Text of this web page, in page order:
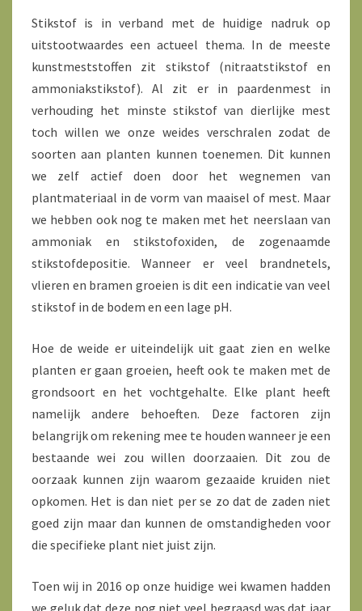
Stikstof is in verband met de huidige nadruk op
uitstootwaardes een actueel thema. In de meeste
kunstmeststoffen zit stikstof (nitraatstikstof en
ammoniakstikstof). Al zit er in paardenmest in
verhouding het minste stikstof van dierlijke mest
toch willen we onze weides verschralen zodat de
soorten aan planten kunnen toenemen. Dit kunnen
we zelf actief doen door het wegnemen van
plantmateriaal in de vorm van maaisel of mest. Maar
we hebben ook nog te maken met het neerslaan van
ammoniak en stikstofoxiden, de zogenaamde
stikstofdepositie. Wanneer er veel brandnetels,
vlieren en bramen groeien is dit een indicatie van veel
stikstof in de bodem en een lage pH.
Hoe de weide er uiteindelijk uit gaat zien en welke
planten er gaan groeien, heeft ook te maken met de
grondsoort en het vochtgehalte. Elke plant heeft
namelijk andere behoeften. Deze factoren zijn
belangrijk om rekening mee te houden wanneer je een
bestaande wei zou willen doorzaaien. Dit zou de
oorzaak kunnen zijn waarom gezaaide kruiden niet
opkomen. Het is dan niet per se zo dat de zaden niet
goed zijn maar dan kunnen de omstandigheden voor
die specifieke plant niet juist zijn.
Toen wij in 2016 op onze huidige wei kwamen hadden
we geluk dat deze nog niet veel begraasd was dat jaar